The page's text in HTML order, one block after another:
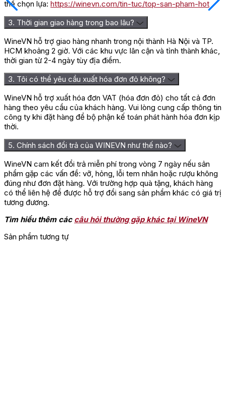
thể chọn lựa: https://winevn.com/tin-tuc/top-san-pham-hot
3. Thời gian giao hàng trong bao lâu?
WineVN hỗ trợ giao hàng nhanh trong nội thành Hà Nội và TP.
HCM khoảng 2 giờ. Với các khu vực lân cận và tỉnh thành khác,
thời gian từ 2-4 ngày tùy địa điểm.
3. Tôi có thể yêu cầu xuất hóa đơn đỏ không?
WineVN hỗ trợ xuất hóa đơn VAT (hóa đơn đỏ) cho tất cả đơn
hàng theo yêu cầu của khách hàng. Vui lòng cung cấp thông tin
công ty khi đặt hàng để bộ phận kế toán phát hành hóa đơn kịp
thời.
5. Chính sách đổi trả của WINEVN như thế nào?
WineVN cam kết đổi trả miễn phí trong vòng 7 ngày nếu sản
phẩm gặp các vấn đề: vỡ, hỏng, lỗi tem nhãn hoặc rượu không
đúng như đơn đặt hàng. Với trường hợp quà tặng, khách hàng
có thể liên hệ để được hỗ trợ đổi sang sản phẩm khác có giá trị
tương đương.
Tìm hiểu thêm các câu hỏi thường gặp khác tại WineVN
Sản phẩm tương tự